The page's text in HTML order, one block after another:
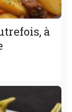
à